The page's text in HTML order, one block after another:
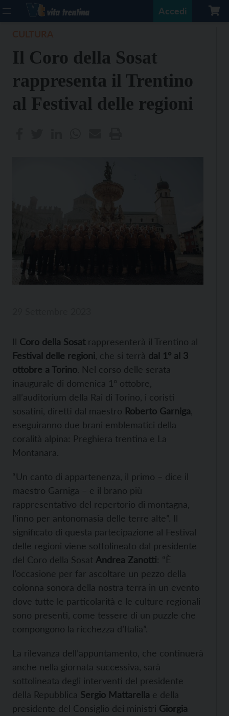
Accedi
Il Coro della Sosat
rappresenta il Trentino
al Festival delle regioni
Il Coro della Sosatrappresenterà il Trentino al
Festival delle regioni , che si terrà dal 1° al 3
ottobre a Torino. Nel corso delle serata
inaugurale di domenica 1° ottobre,
all’auditorium della Rai di Torino, i coristi
sosatini, diretti dal maestro Roberto Garniga
eseguiranno due brani emblematici della
coralità alpina: Preghiera trentina e La
Montanara.
“Un canto di appartenenza, il primo – dice il
maestro Garniga – e il brano più
rappresentativo del repertorio di montagna,
l’inno per antonomasia delle terre alte”. Il
significato di questa partecipazione al Festival
delle regioni viene sottolineato dal presidente
del Coro della Sosat Andrea Zanotti: “È
l’occasione per far ascoltare un pezzo della
colonna sonora della nostra terra in un evento
dove tutte le particolarità e le culture regionali
sono presenti, come tessere di un puzzle che
compongono la ricchezza d’Italia”.
La rilevanza dell’appuntamento, che continuerà
anche nella giornata successiva, sarà
sottolineata degli interventi del presidente
della Repubblica Sergio Mattarella e della
presidente del Consiglio dei ministri Giorgia